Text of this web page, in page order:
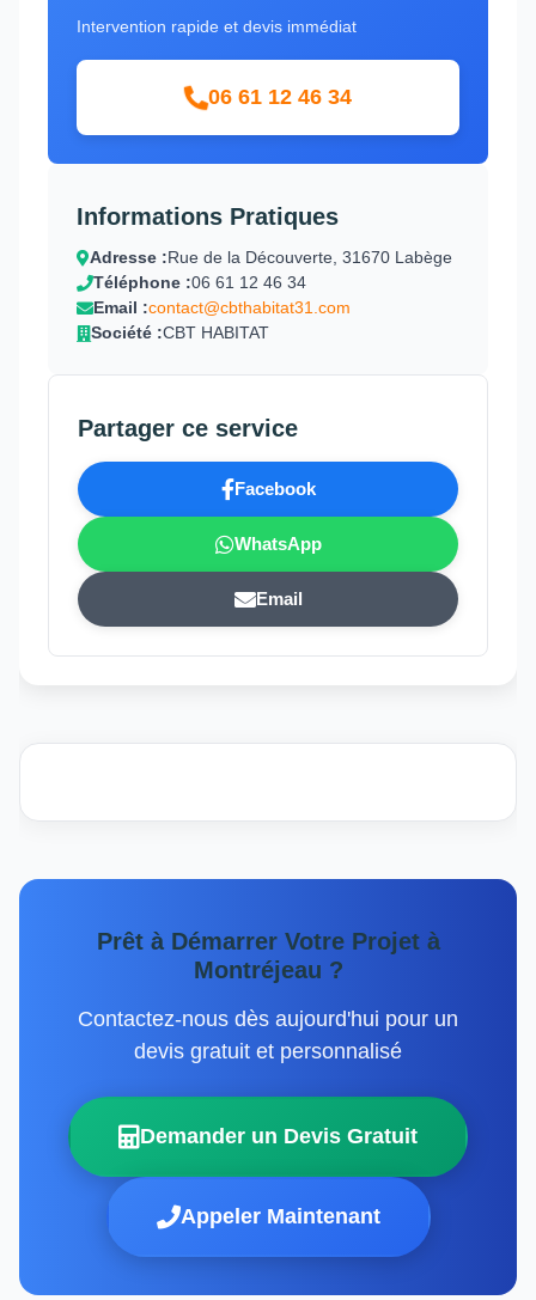
Intervention rapide et devis immédiat
06 61 12 46 34
Informations Pratiques
Adresse :Rue de la Découverte, 31670 Labège
Téléphone :06 61 12 46 34
Email :contact@cbthabitat31.com
Société :CBT HABITAT
Partager ce service
Facebook
WhatsApp
Email
Prêt à Démarrer Votre Projet à
Montréjeau ?
Contactez-nous dès aujourd'hui pour un
devis gratuit et personnalisé
Demander un Devis Gratuit
Appeler Maintenant